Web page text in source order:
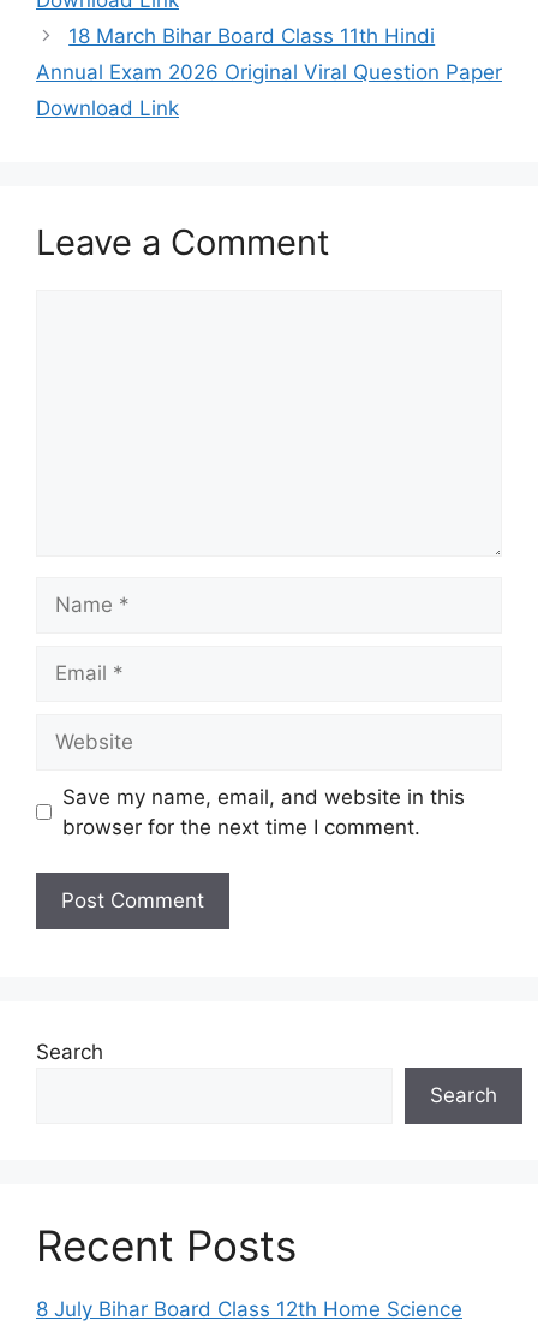
18 March Bihar Board Class 11th Hindi
Annual Exam 2026 Original Viral Question Paper
Download Link
Leave a Comment
Save my name, email, and website in this
browser for the next time I comment.
Search
Search
Recent Posts
8 July Bihar Board Class 12th Home Science